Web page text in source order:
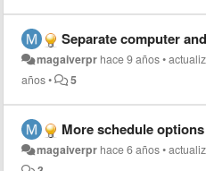
Separate computer
magaiverpr hace 9 años•
años• 5
More schedule
magaiverpr hace 6 años•